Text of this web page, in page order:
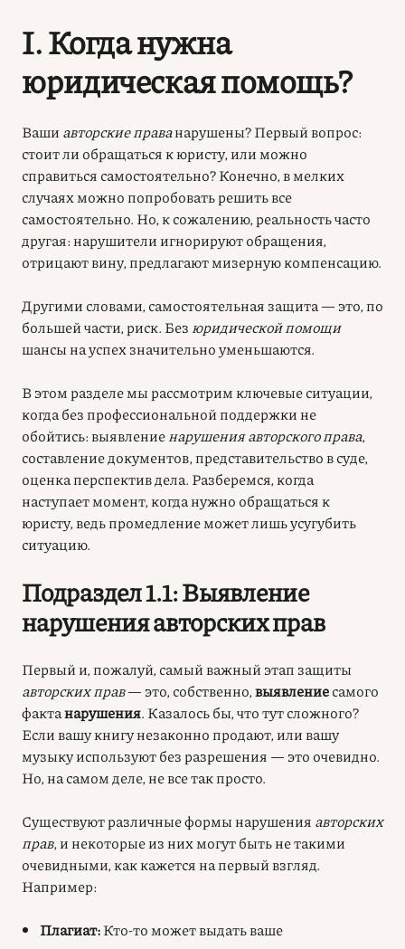
I. Когда нужна
юридическая помощь?
Ваши авторские праванарушены? Первый вопрос:
стоит ли обращаться к юристу, или можно
справиться самостоятельно? Конечно, в мелких
случаях можно попробовать решить все
самостоятельно. Но, к сожалению, реальность часто
другая: нарушители игнорируют обращения,
отрицают вину, предлагают мизерную компенсацию.
Другими словами, самостоятельная защита — это, по
большей части, риск. Без юридической помощи
шансы на успех значительно уменьшаются.
В этом разделе мы рассмотрим ключевые ситуации,
когда без профессиональной поддержки не
обойтись: выявление нарушения авторского права,
составление документов, представительство в суде,
оценка перспектив дела. Разберемся, когда
наступает момент, когда нужно обращаться к
юристу, ведь промедление может лишь усугубить
ситуацию.
Подраздел 1.1: Выявление
нарушения авторских прав
Первый и, пожалуй, самый важный этап защиты
авторских прав— это, собственно,выявлениесамого
фактанарушения. Казалось бы, что тут сложного?
Если вашу книгу незаконно продают, или вашу
музыку используют без разрешения — это очевидно.
Но, на самом деле, не все так просто.
Существуют различные формы нарушения авторских
прав, и некоторые из них могут быть не такими
очевидными, как кажется на первый взгляд.
Например:
Плагиат:Кто-то может выдать ваше